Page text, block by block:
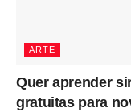
ARTE
Quer aprender
gratuitas para